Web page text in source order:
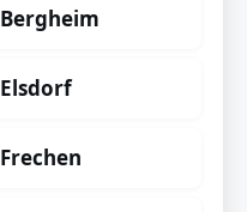
Bergheim
Elsdorf
Frechen